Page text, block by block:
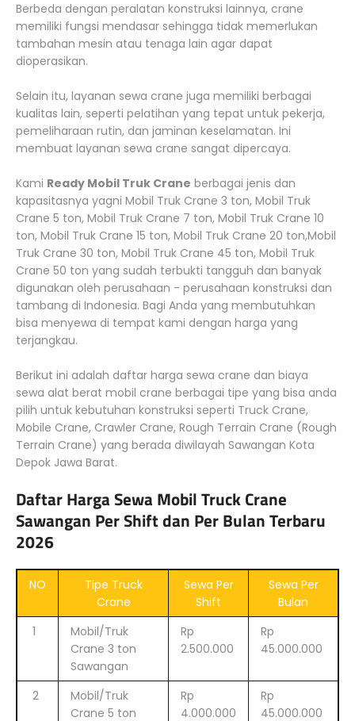
Berbeda dengan peralatan konstruksi lainnya, crane
memiliki fungsi mendasar sehingga tidak memerlukan
tambahan mesin atau tenaga lain agar dapat
dioperasikan.
Selain itu, layanan sewa crane juga memiliki berbagai
kualitas lain, seperti pelatihan yang tepat untuk pekerja,
pemeliharaan rutin, dan jaminan keselamatan. Ini
membuat layanan sewa crane sangat dipercaya.
Kami Ready Mobil Truk Crane berbagai jenis dan
kapasitasnya yagni Mobil Truk Crane 3 ton, Mobil Truk
Crane 5 ton, Mobil Truk Crane 7 ton, Mobil Truk Crane 10
ton, Mobil Truk Crane 15 ton, Mobil Truk Crane 20 ton,Mobil
Truk Crane 30 ton, Mobil Truk Crane 45 ton, Mobil Truk
Crane 50 ton yang sudah terbukti tangguh dan banyak
digunakan oleh perusahaan - perusahaan konstruksi dan
tambang di Indonesia. Bagi Anda yang membutuhkan
bisa menyewa di tempat kami dengan harga yang
terjangkau.
Berikut ini adalah daftar harga sewa crane dan biaya
sewa alat berat mobil crane berbagai tipe yang bisa anda
pilih untuk kebutuhan konstruksi seperti Truck Crane,
Mobile Crane, Crawler Crane, Rough Terrain Crane (Rough
Terrain Crane) yang berada diwilayah Sawangan Kota
Depok Jawa Barat.
Daftar Harga Sewa Mobil Truck Crane
Sawangan Per Shift dan Per Bulan Terbaru
2026
NO
Tipe Truck
Crane
Sewa Per
Shift
Sewa Per
Bulan
1
Mobil/Truk
Crane 3 ton
Sawangan
Rp
2.500.000
Rp
45.000.000
2
Mobil/Truk
Crane 5 ton
Rp
4.000.000
Rp
45.000.000